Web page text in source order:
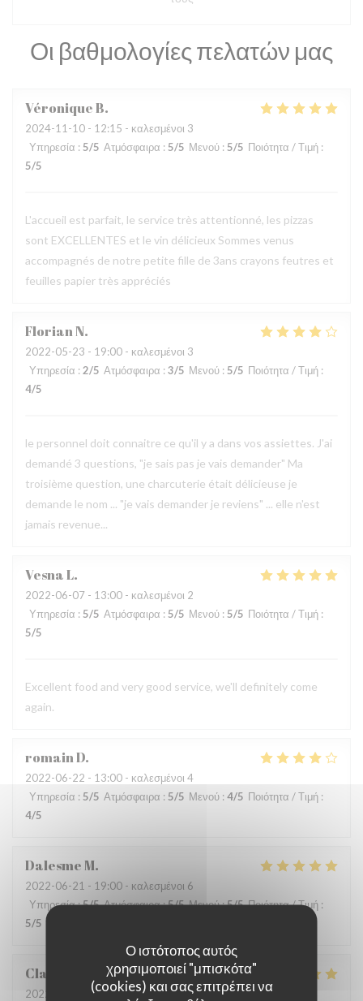
Ο ιστότοπος αυτός
χρησιμοποιεί "μπισκότα"
(cookies) και σας επιτρέπει να
Οι βαθμολογίες πελατών μας
VéroniqueB
2024-11-10 - 12:15 - καλεσμένοι 3
Υπηρεσία : 5/5 Ατμόσφαιρα : 5/5 Μενού : 5/5 Ποιότητα / Τιμή :
5/5
L'accueil est parfait, le service très attentionné, les pizzas
sont EXCELLENTES et le vin délicieux Sommes venus
accompagnés de notre petite fille de 3ans crayons feutres et
feuilles papier très appréciés
FlorianN
2022-05-23 - 19:00 - καλεσμένοι 3
Υπηρεσία : 2/5 Ατμόσφαιρα : 3/5 Μενού : 5/5 Ποιότητα / Τιμή :
4/5
le personnel doit connaitre ce qu'il y a dans vos assiettes. J'ai
demandé 3 questions, "je sais pas je vais demander" Ma
troisième question, une charcuterie était délicieuse je
demande le nom ... "je vais demander je reviens" ... elle n'est
jamais revenue...
VesnaL
2022-06-07 - 13:00 - καλεσμένοι 2
Υπηρεσία : 5/5 Ατμόσφαιρα : 5/5 Μενού : 5/5 Ποιότητα / Τιμή :
5/5
Excellent food and very good service, we'll definitely come
again.
romainD
2022-06-22 - 13:00 - καλεσμένοι 4
Υπηρεσία : 5/5 Ατμόσφαιρα : 5/5 Μενού : 4/5 Ποιότητα / Τιμή :
4/5
DalesmeM
2022-06-21 - 19:00 - καλεσμένοι 6
Υπηρεσία:5/5 Ατμόσφαιρα:5/5 Μενού:5/5 Ποιότητα / Τιμή :
5/5
Clarisse
2022-06-21
- 19:00 - καλεσμένοι 2